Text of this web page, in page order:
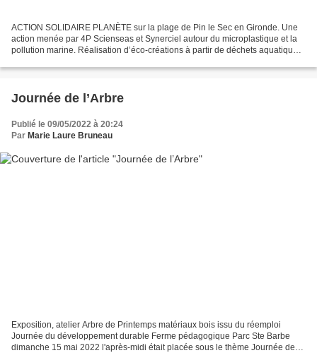
ACTION SOLIDAIRE PLANÈTE sur la plage de Pin le Sec en Gironde. Une
action menée par 4P Scienseas et Synerciel autour du microplastique et la
pollution marine. Réalisation d’éco-créations à partir de déchets aquatiques
Journée de l’Arbre
Publié le 09/05/2022 à 20:24
Par Marie Laure Bruneau
Exposition, atelier Arbre de Printemps matériaux bois issu du réemploi
Journée du développement durable Ferme pédagogique Parc Ste Barbe
dimanche 15 mai 2022 l'après-midi était placée sous le thème Journée de